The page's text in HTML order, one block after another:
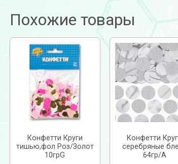
Похожие товары
Конфетти Круги
тишью,фол Роз/Золот
10грG
Конфетти
серебряные
64гр/A